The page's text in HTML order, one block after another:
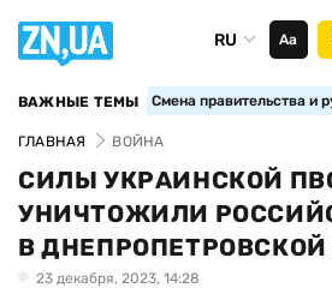
RU Аа
ВАЖНЫЕ ТЕМЫ Смена правительства и
ГЛАВНАЯ ВОЙНА
СИЛЫ УКРАИНСКОЙ
УНИЧТОЖИЛИ
В ДНЕПРОПЕТРОВСКОЙ
23 декабря, 2023, 14:28